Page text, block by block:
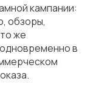
кампании:
обзоры,
же
в